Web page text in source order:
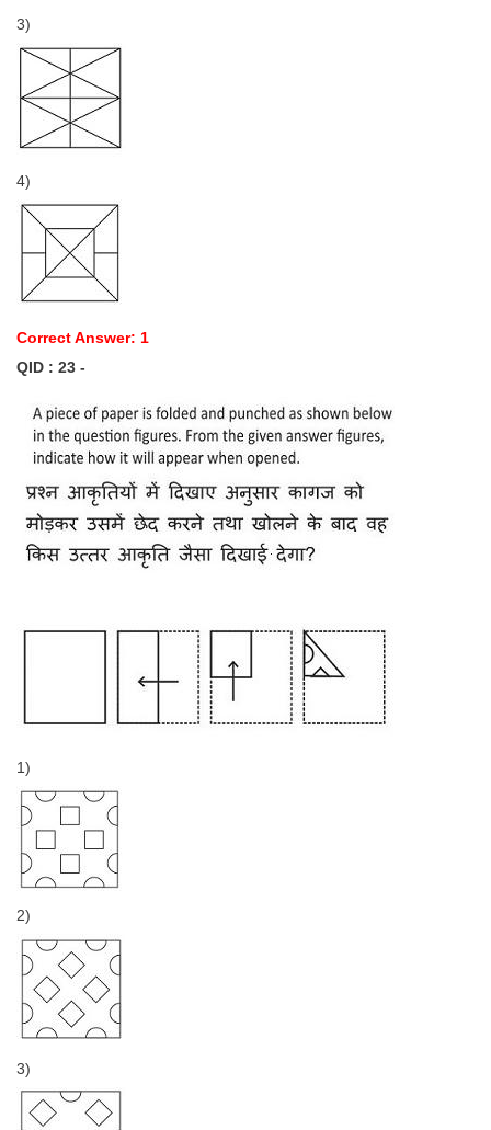
3)
4)
Correct Answer: 1
QID : 23 -
1)
2)
3)